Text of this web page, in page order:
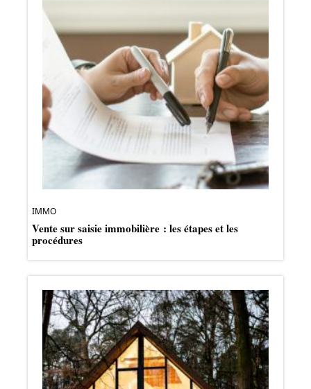
IMMO
Vente sur saisie immobilière : les étapes et les
procédures